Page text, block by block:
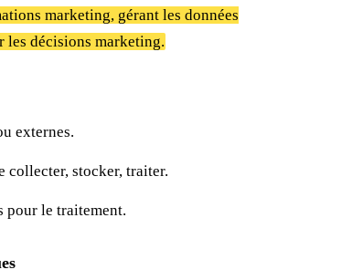
marketing, gérant les données
les décisions marketing.
externes.
collecter, stocker, traiter.
pour le traitement.